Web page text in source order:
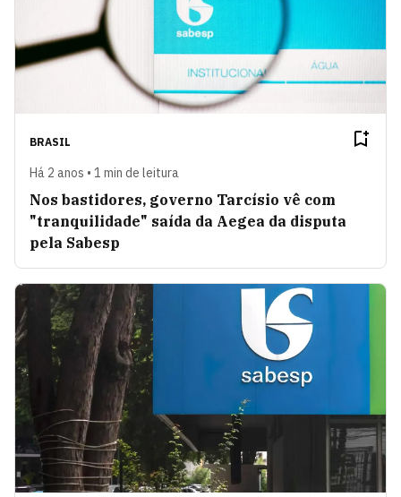
BRASIL
Há 2 anos • 1 min de leitura
Nos bastidores, governo Tarcísio vê com
"tranquilidade" saída da Aegea da disputa
pela Sabesp